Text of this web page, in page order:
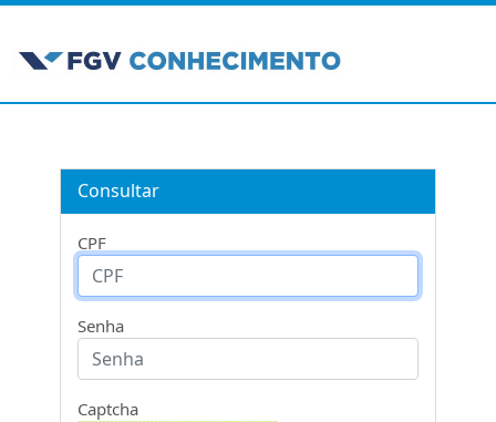
Consultar
CPF
Senha
Captcha